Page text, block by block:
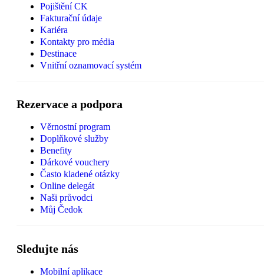
Pojištění CK
Fakturační údaje
Kariéra
Kontakty pro média
Destinace
Vnitřní oznamovací systém
Rezervace a podpora
Věrnostní program
Doplňkové služby
Benefity
Dárkové vouchery
Často kladené otázky
Online delegát
Naši průvodci
Můj Čedok
Sledujte nás
Mobilní aplikace